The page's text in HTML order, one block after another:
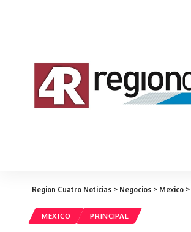
Region Cuatro Noticias > Negocios > Mexico >
MEXICO PRINCIPAL